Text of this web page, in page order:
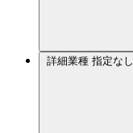
詳細業種 指定なし